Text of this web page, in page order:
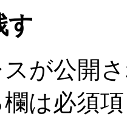
す
スが公開
は必須